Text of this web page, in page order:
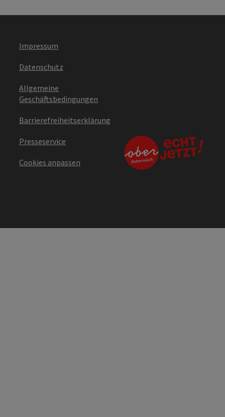
Impressum
Datenschutz
Allgemeine
Geschäftsbedingungen
Barrierefreiheitserklärung
Presseservice
Cookies anpassen